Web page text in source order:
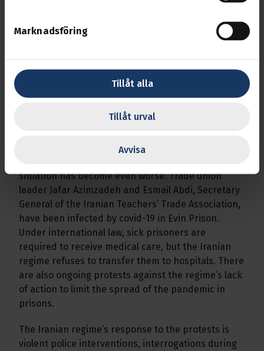
Marknadsföring
Tillåt alla
Tillåt urval
Avvisa
and unpaid benefits, cancellation of temporary
employment contracts, poor working conditions
The ongoing Corona pandemic has affected the
Iranian society in general and working people in
their workplaces were closed to counter the
imprisoned trade union activists, the Corona
situation has become even worse. Trade union
leader Jafar Azimzadeh and Esmail Abdi, Secretary
General of the Iranian Teachers’ Trade Association,
have been infected by covid-19 in Evin Prison.
Under international law, sick prisoners are
required to receive medical care, but the Iranian
regime refuses to transfer them to hospitals. There
are also ongoing protests against the regime’s lack
of action to limit the spread of the pandemic in
prisons.
The Iranian regime’s response to the protests is
violent police interventions, interrogations during